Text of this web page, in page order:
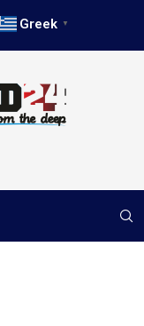
Greek ▼